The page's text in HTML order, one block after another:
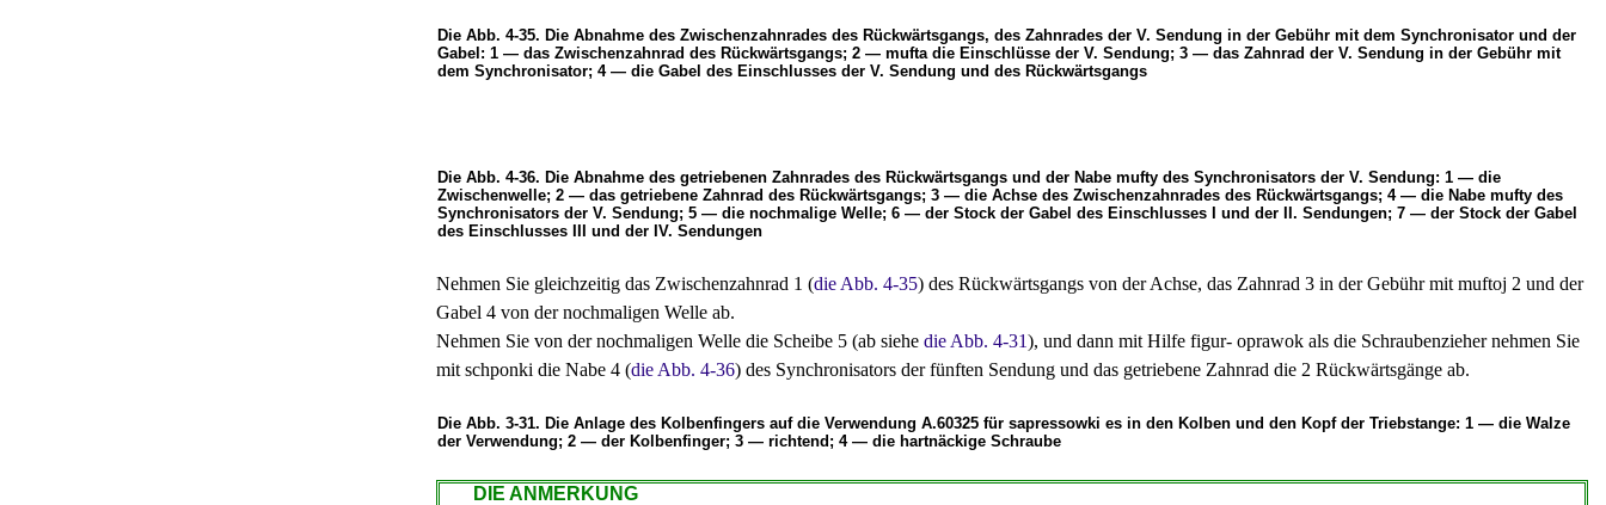
Die Abb. 4-35. Die Abnahme des Zwischenzahnrades des Rückwärtsgangs, des Zahnrades der V. Sendung in der Gebühr mit dem Synchronisator und der
Gabel: 1 — das Zwischenzahnrad des Rückwärtsgangs; 2 — mufta die Einschlüsse der V. Sendung; 3 — das Zahnrad der V. Sendung in der Gebühr mit
dem Synchronisator; 4 — die Gabel des Einschlusses der V. Sendung und des Rückwärtsgangs
Die Abb. 4-36. Die Abnahme des getriebenen Zahnrades des Rückwärtsgangs und der Nabe mufty des Synchronisators der V. Sendung: 1 — die
Zwischenwelle; 2 — das getriebene Zahnrad des Rückwärtsgangs; 3 — die Achse des Zwischenzahnrades des Rückwärtsgangs; 4 — die Nabe mufty des
Synchronisators der V. Sendung; 5 — die nochmalige Welle; 6 — der Stock der Gabel des Einschlusses I und der II. Sendungen; 7 — der Stock der Gabel
des Einschlusses III und der IV. Sendungen
Nehmen Sie gleichzeitig das Zwischenzahnrad 1 (die Abb. 4-35) des Rückwärtsgangs von der Achse, das Zahnrad 3 in der Gebühr mit muftoj 2 und der
Gabel 4 von der nochmaligen Welle ab.
Nehmen Sie von der nochmaligen Welle die Scheibe 5 (ab siehe die Abb. 4-31), und dann mit Hilfe figur- oprawok als die Schraubenzieher nehmen Sie
mit schponki die Nabe 4 (die Abb. 4-36) des Synchronisators der fünften Sendung und das getriebene Zahnrad die 2 Rückwärtsgänge ab.
Die Abb. 3-31. Die Anlage des Kolbenfingers auf die Verwendung A.60325 für sapressowki es in den Kolben und den Kopf der Triebstange: 1 — die Walze
der Verwendung; 2 — der Kolbenfinger; 3 — richtend; 4 — die hartnäckige Schraube
DIE ANMERKUNG